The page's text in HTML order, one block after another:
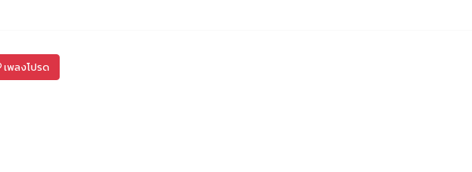
เพลงโปรด